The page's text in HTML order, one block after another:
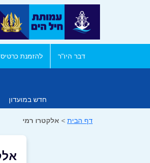
דבר היו"ר להזמנת כרטיס corporate
חדש במועדון
דף הבית > אלקטרו רמי